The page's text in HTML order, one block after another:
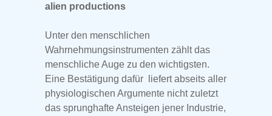
alien productions
Unter den menschlichen
Wahrnehmungsinstrumenten zählt das
menschliche Auge zu den wichtigsten.
Eine Bestätigung dafür liefert abseits aller
physiologischen Argumente nicht zuletzt
das sprunghafte Ansteigen jener Industrie,